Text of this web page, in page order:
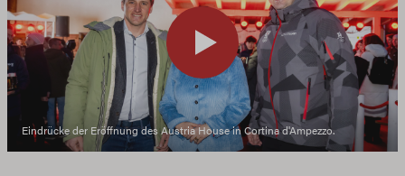
Eindrücke der Eröffnung des Austria House in Cortina d'Ampezzo.